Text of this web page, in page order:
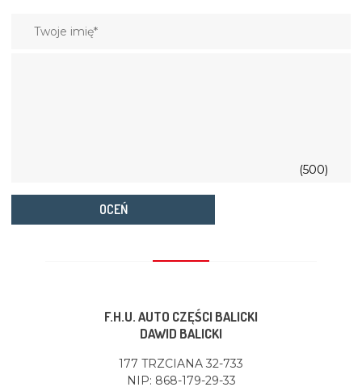
(500)
OCEŃ
F.H.U. AUTO CZĘŚCI BALICKI
DAWID BALICKI
177 TRZCIANA 32-733
NIP: 868-179-29-33